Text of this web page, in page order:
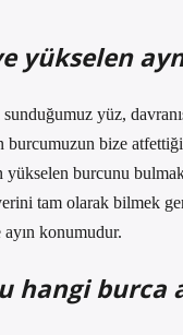
yükselen
sunduğumuz yüz,
burcumuzun bize
yükselen burcunu
tam olarak bilmek
konumudur.
hangi burca